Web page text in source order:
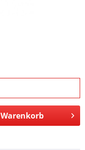
Warenkorb